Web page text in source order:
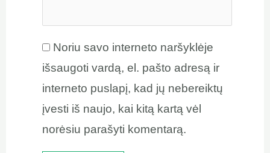
Noriu savo interneto naršyklėje
išsaugoti vardą, el. pašto adresą ir
interneto puslapį, kad jų nebereiktų
įvesti iš naujo, kai kitą kartą vėl
norėsiu parašyti komentarą.